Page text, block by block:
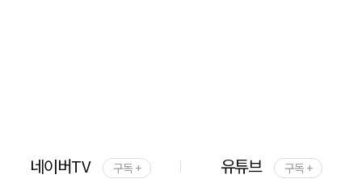
네이버TV 구독 + 유튜브 구독 +